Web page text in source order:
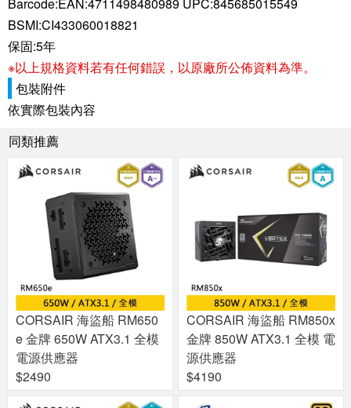
BSMI:CI433060018821
保固:5年
※以上規格資料若有任何錯誤，以原廠所公佈資料為準。
包裝附件
依實際包裝內容
同類推薦
CORSAIR 海盜船 RM650
e 金牌 650W ATX3.1 全模
電源供應器
$2490
CORSAIR 海盜船 RM850x
金牌 850W ATX3.1 全模 電
源供應器
$4190